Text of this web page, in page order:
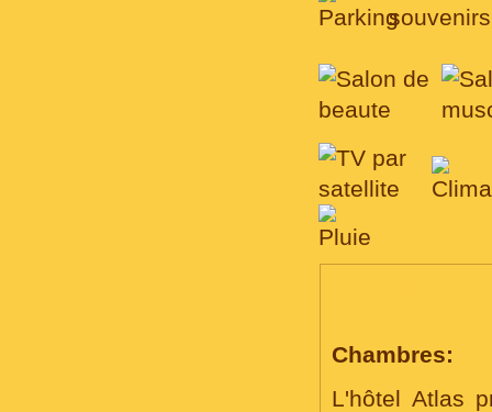
Chambres:
L'hôtel Atlas